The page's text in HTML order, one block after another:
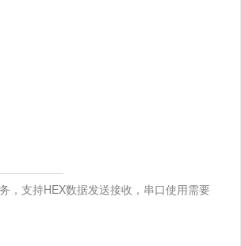
，支持HEX数据发送接收，串口使用需要